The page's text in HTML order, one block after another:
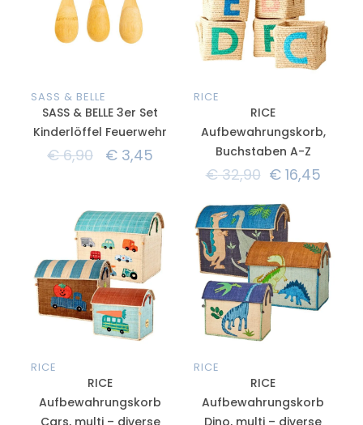
SASS & BELLE
SASS & BELLE 3er Set
Kinderlöffel Feuerwehr
€6,90 € 3,45
RICE
RICE
Aufbewahrungskorb,
Buchstaben A-Z
€32,90 €16,45
RICE
RICE
Aufbewahrungskorb
Cars, multi – diverse
RICE
RICE
Aufbewahrungskorb
Dino, multi – diverse